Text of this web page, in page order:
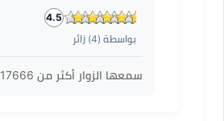
4.5
بواسطة (4) زائر
سمعها الزوار أكثر من 17666